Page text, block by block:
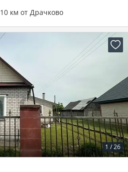
10 км от Драчково
1 /26